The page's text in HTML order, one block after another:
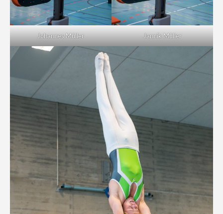
Johannes Müller Jannik Müller